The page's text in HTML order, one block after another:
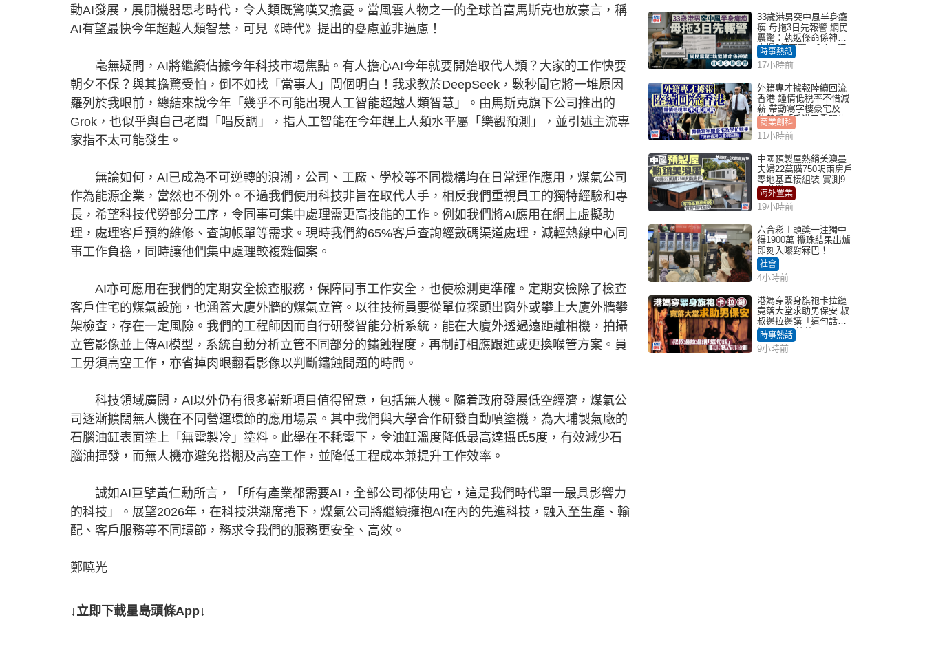
動AI發展，展開機器思考時代，令人類既驚嘆又擔憂。當風雲人物之一的全球首富馬斯克也放豪言，稱
AI有望最快今年超越人類智慧，可見《時代》提出的憂慮並非過慮！
毫無疑問，AI將繼續佔據今年科技市場焦點。有人擔心AI今年就要開始取代人類？大家的工作快要
朝夕不保？與其擔驚受怕，倒不如找「當事人」問個明白！我求教於DeepSeek，數秒間它將一堆原因
羅列於我眼前，總結來說今年「幾乎不可能出現人工智能超越人類智慧」。由馬斯克旗下公司推出的
Grok，也似乎與自己老闆「唱反調」，指人工智能在今年趕上人類水平屬「樂觀預測」，並引述主流專
家指不太可能發生。
無論如何，AI已成為不可逆轉的浪潮，公司、工廠、學校等不同機構均在日常運作應用，煤氣公司
作為能源企業，當然也不例外。不過我們使用科技非旨在取代人手，相反我們重視員工的獨特經驗和專
長，希望科技代勞部分工序，令同事可集中處理需更高技能的工作。例如我們將AI應用在網上虛擬助
理，處理客戶預約維修、查詢帳單等需求。現時我們約65%客戶查詢經數碼渠道處理，減輕熱線中心同
事工作負擔，同時讓他們集中處理較複雜個案。
AI亦可應用在我們的定期安全檢查服務，保障同事工作安全，也使檢測更準確。定期安檢除了檢查
客戶住宅的煤氣設施，也涵蓋大廈外牆的煤氣立管。以往技術員要從單位探頭出窗外或攀上大廈外牆攀
架檢查，存在一定風險。我們的工程師因而自行研發智能分析系統，能在大廈外透過遠距離相機，拍攝
立管影像並上傳AI模型，系統自動分析立管不同部分的鏽蝕程度，再制訂相應跟進或更換喉管方案。員
工毋須高空工作，亦省掉肉眼翻看影像以判斷鏽蝕問題的時間。
科技領域廣闊，AI以外仍有很多嶄新項目值得留意，包括無人機。隨着政府發展低空經濟，煤氣公
司逐漸擴闊無人機在不同營運環節的應用場景。其中我們與大學合作研發自動噴塗機，為大埔製氣廠的
石腦油缸表面塗上「無電製冷」塗料。此舉在不耗電下，令油缸溫度降低最高達攝氏5度，有效減少石
腦油揮發，而無人機亦避免搭棚及高空工作，並降低工程成本兼提升工作效率。
誠如AI巨擘黃仁勳所言，「所有產業都需要AI，全部公司都使用它，這是我們時代單一最具影響力
的科技」。展望2026年，在科技洪潮席捲下，煤氣公司將繼續擁抱AI在內的先進科技，融入至生產、輸
配、客戶服務等不同環節，務求令我們的服務更安全、高效。
鄭曉光
↓立即下載星島頭條App↓
33歲港男突中風半身癱
瘓 母拖3日先報警 網民
震驚：執返條命係神蹟
自爆2個惡習｜Juicy叮
時事熱話
17小時前
外籍專才據報陸續回流
香港 鍾情低稅率不惜減
薪 帶動寫字樓豪宅及學
位競爭「香港已重現生
機」
商業創科
11小時前
中國預製屋熱銷美澳墨
夫婦22萬購750呎兩房戶
零地基直接組裝 實測9個
月激讚
海外置業
19小時前
六合彩︱頭獎一注獨中
得1900萬 攪珠結果出爐
即刻入嚟對冧巴！
社會
4小時前
港媽穿緊身旗袍卡拉鏈
竟落大堂求助男保安 叔
叔邊拉邊講「這句話」
網民：AV情節？｜Juicy
叮
時事熱話
9小時前